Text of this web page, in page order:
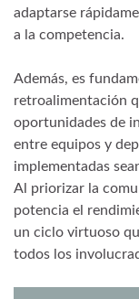
adaptarse
a la competencia.
Además, es
retroalimentación
oportunidades de
entre equipos y
implementadas
Al priorizar la
potencia el
un ciclo virtuoso
todos los